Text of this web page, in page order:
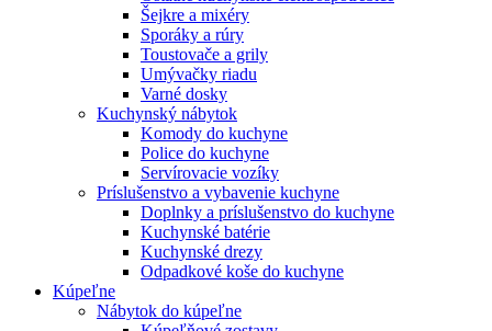
Šejkre a mixéry
Sporáky a rúry
Toustovače a grily
Umývačky riadu
Varné dosky
Kuchynský nábytok
Komody do kuchyne
Police do kuchyne
Servírovacie vozíky
Príslušenstvo a vybavenie kuchyne
Doplnky a príslušenstvo do kuchyne
Kuchynské batérie
Kuchynské drezy
Odpadkové koše do kuchyne
Kúpeľne
Nábytok do kúpeľne